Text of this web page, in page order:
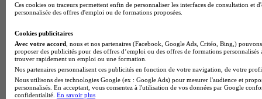
Ces cookies ou traceurs permettent enfin de personnaliser les interfaces de consultation et
personnalisée des offres d'emploi ou de formations proposées.
Cookies publicitaires
Avec votre accord , nous et nos partenaires (Facebook, Google Ads, Critéo, Bing,)
proposer des publicités pour des offres d’emploi ou des offres de formations
trouver rapidement un emploi ou une formation.
Nos partenaires personnalisent ces publicités en fonction de votre navigation, de votre
Nous utilisons des technologies Google (ex : Google Ads) pour mesurer l'audience et
personnalisés. En acceptant, vous consentez à l'utilisation de vos données par Google
confidentialité. En savoir plus